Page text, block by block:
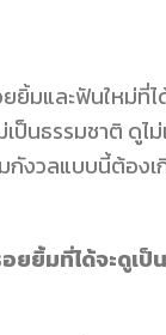
ยยิ้มและฟันใหม่ที่
เป็นธรรมชาติ ดูไ
กังวลแบบนี้ต้องเ
ยยิ้มที่ได้จะดูเป็